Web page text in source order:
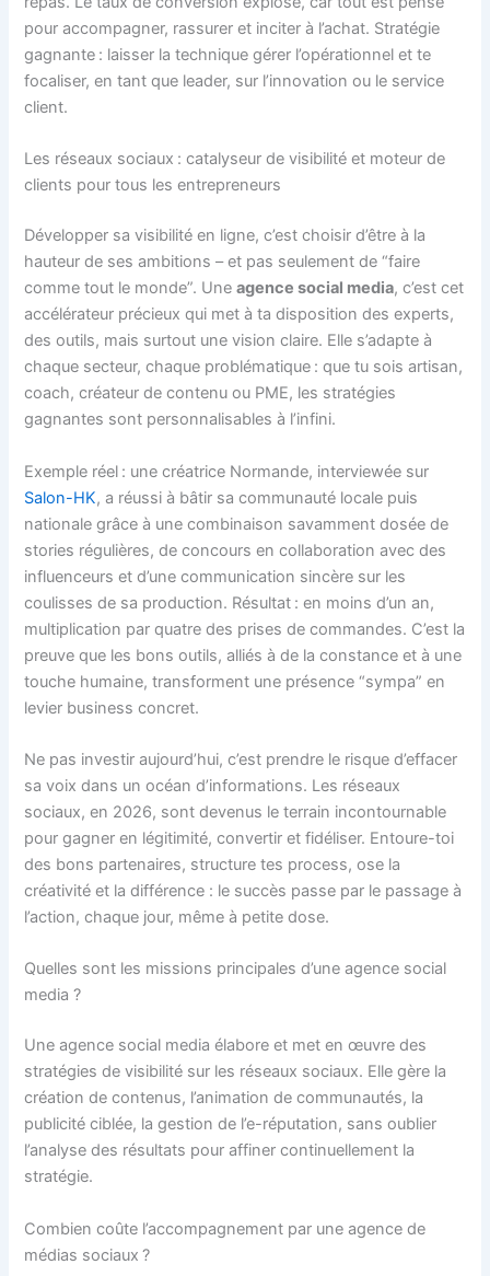
pour accompagner, rassurer et inciter à l’achat. Stratégie
gagnante : laisser la technique gérer l’opérationnel et te
focaliser, en tant que leader, sur l’innovation ou le service
client.
Les réseaux sociaux : catalyseur de visibilité et moteur de
clients pour tous les entrepreneurs
Développer sa visibilité en ligne, c’est choisir d’être à la
hauteur de ses ambitions – et pas seulement de “faire
comme tout le monde”. Uneagence social media, c’est cet
accélérateur précieux qui met à ta disposition des experts,
des outils, mais surtout une vision claire. Elle s’adapte à
chaque secteur, chaque problématique : que tu sois artisan,
coach, créateur de contenu ou PME, les stratégies
gagnantes sont personnalisables à l’infini.
Exemple réel : une créatrice Normande, interviewée sur
Salon-HK, a réussi à bâtir sa communauté locale puis
nationale grâce à une combinaison savamment dosée de
stories régulières, de concours en collaboration avec des
influenceurs et d’une communication sincère sur les
coulisses de sa production. Résultat : en moins d’un an,
multiplication par quatre des prises de commandes. C’est la
preuve que les bons outils, alliés à de la constance et à une
touche humaine, transforment une présence “sympa” en
levier business concret.
Ne pas investir aujourd’hui, c’est prendre le risque d’effacer
sa voix dans un océan d’informations. Les réseaux
sociaux, en 2026, sont devenus le terrain incontournable
pour gagner en légitimité, convertir et fidéliser. Entoure-toi
des bons partenaires, structure tes process, ose la
créativité et la différence : le succès passe par le passage à
l’action, chaque jour, même à petite dose.
Quelles sont les missions principales d’une agence social
media ?
Une agence social media élabore et met en œuvre des
stratégies de visibilité sur les réseaux sociaux. Elle gère la
création de contenus, l’animation de communautés, la
publicité ciblée, la gestion de l’e-réputation, sans oublier
l’analyse des résultats pour affiner continuellement la
stratégie.
Combien coûte l’accompagnement par une agence de
médias sociaux ?